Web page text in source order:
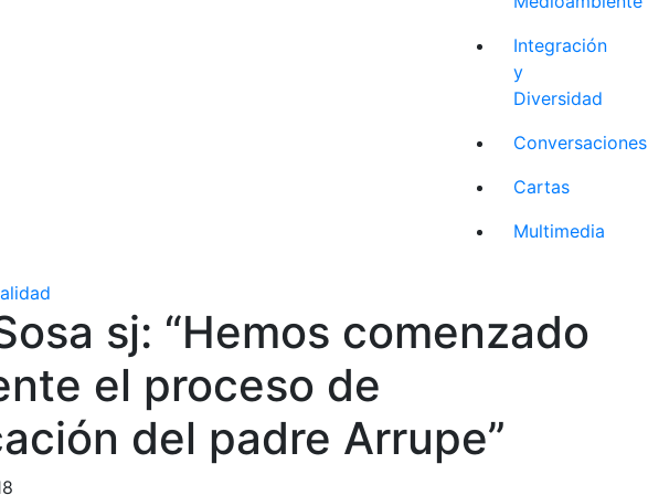
Integración
y
Diversidad
Conversaciones
Cartas
Multimedia
sj: “Hemos comenzado
el proceso de
del padre Arrupe”